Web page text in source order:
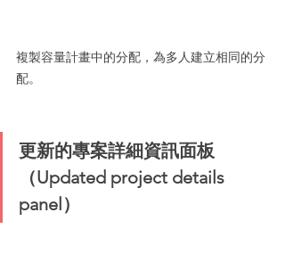
複製容量計畫中的分配，為多人建立相同的分
配。
更新的專案詳細資訊面板
（Updated project details
panel）